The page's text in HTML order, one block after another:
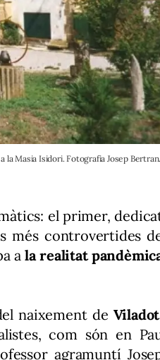
la Masia Isidori. Fotografia Josep Bertran.
el primer,
més controvertides
a la realitat
naixement de Viladot
com són en
agramuntí